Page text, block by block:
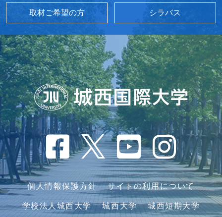
取材ご希望の方 シラバス
個人情報保護方針 サイトの利用について
学校法人城西大学 城西大学 城西短期大学